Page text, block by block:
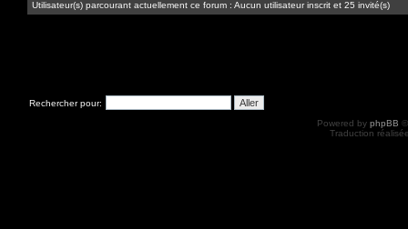
Utilisateur(s) parcourant actuellement ce forum : Aucun utilisateur inscrit et 25 invité(s)
Rechercher pour:
Powered by phpBB
Traduction